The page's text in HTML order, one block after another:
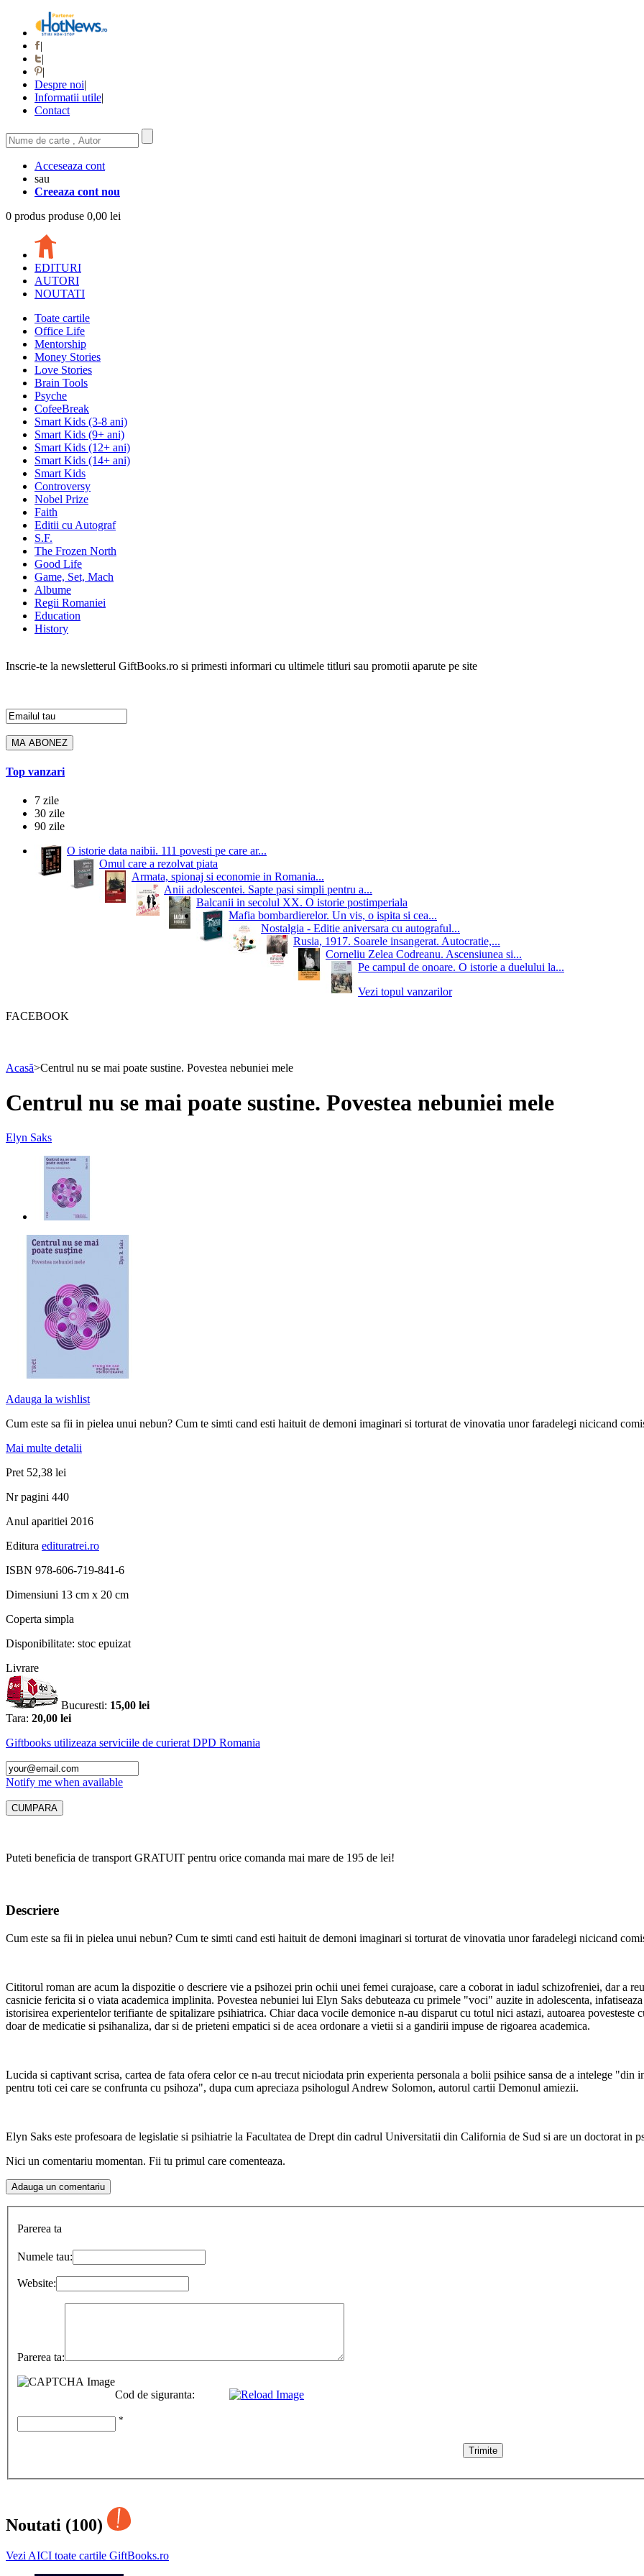
|
|
|
Despre noi|
Informatii utile|
Contact
Acceseaza cont
sau
Creeaza cont nou
0 produs produse 0,00 lei
EDITURI
AUTORI
NOUTATI
Toate cartile
Office Life
Mentorship
Money Stories
Love Stories
Brain Tools
Psyche
CofeeBreak
Smart Kids (3-8 ani)
Smart Kids (9+ ani)
Smart Kids (12+ ani)
Smart Kids (14+ ani)
Smart Kids
Controversy
Nobel Prize
Faith
Editii cu Autograf
S.F.
The Frozen North
Good Life
Game, Set, Mach
Albume
Regii Romaniei
Education
History
Inscrie-te la newsletterul GiftBooks.ro si primesti informari cu ultimele titluri sau promotii aparute pe site
Top vanzari
7 zile
30 zile
90 zile
O istorie data naibii. 111 povesti pe care ar...
Omul care a rezolvat piata
Armata, spionaj si economie in Romania...
Anii adolescentei. Sapte pasi simpli pentru a...
Balcanii in secolul XX. O istorie postimperiala
Mafia bombardierelor. Un vis, o ispita si cea...
Nostalgia - Editie aniversara cu autograful...
Rusia, 1917. Soarele insangerat. Autocratie,...
Corneliu Zelea Codreanu. Ascensiunea si...
Pe campul de onoare. O istorie a duelului la...
Vezi topul vanzarilor
FACEBOOK
Acasă>Centrul nu se mai poate sustine. Povestea nebuniei mele
Centrul nu se mai poate sustine. Povestea nebuniei mele
Elyn Saks
Adauga la wishlist
Cum este sa fii in pielea unui nebun? Cum te simti cand esti haituit de demoni imaginari si torturat de vinovatia unor faradelegi nicicand
Mai multe detalii
Pret 52,38 lei
Nr pagini 440
Anul aparitiei 2016
Editura edituratrei.ro
ISBN 978-606-719-841-6
Dimensiuni 13 cm x 20 cm
Coperta simpla
Disponibilitate: stoc epuizat
Livrare
Bucuresti: 15,00 lei
Tara: 20,00 lei
Giftbooks utilizeaza serviciile de curierat DPD Romania
Notify me when available
Puteti beneficia de transport GRATUIT pentru orice comanda mai mare de 195 de lei!
Descriere
Cum este sa fii in pielea unui nebun? Cum te simti cand esti haituit de demoni imaginari si torturat de vinovatia unor faradelegi nicicand
Cititorul roman are acum la dispozitie o descriere vie a psihozei prin ochii unei femei curajoase, care a coborat in iadul schizofreniei, dar a
casnicie fericita si o viata academica implinita. Povestea nebuniei lui Elyn Saks debuteaza cu primele "voci" auzite in adolescenta,
istorisirea experientelor terifiante de spitalizare psihiatrica. Chiar daca vocile demonice n-au disparut cu totul nici astazi, autoarea
doar de medicatie si psihanaliza, dar si de prieteni empatici si de acea ordonare a vietii si a gandirii impuse de rigoarea academica.
Lucida si captivant scrisa, cartea de fata ofera celor ce n-au trecut niciodata prin experienta personala a bolii psihice sansa de a intelege
pentru toti cei care se confrunta cu psihoza", dupa cum apreciaza psihologul Andrew Solomon, autorul cartii Demonul amiezii.
Elyn Saks este profesoara de legislatie si psihiatrie la Facultatea de Drept din cadrul Universitatii din California de Sud si are un doctorat in
Nici un comentariu momentan. Fii tu primul care comenteaza.
Parerea ta
Numele tau:
Website:
Parerea ta:
Cod de siguranta:
*
Noutati (100)
Vezi AICI toate cartile GiftBooks.ro